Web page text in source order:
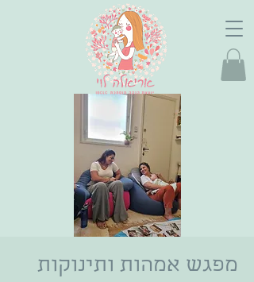
מפגש אמהות ותינוקות